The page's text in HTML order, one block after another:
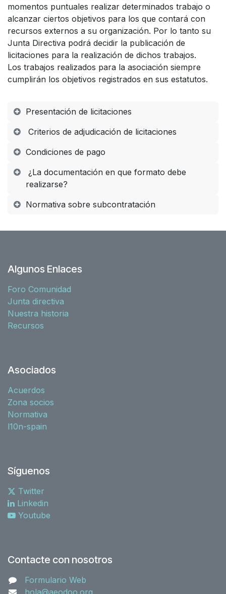
momentos puntuales realizar determinados trabajo o
alcanzar ciertos objetivos para los que contará con
recursos externos a su organización. Por lo tanto su
Junta Directiva podrá decidir la publicación de
licitaciones para la realización de dichos trabajos.
Los trabajos realizados para la asociación siempre
cumplirán los objetivos registrados en sus estatutos.
Presentación de licitaciones
Criterios de adjudicación de licitaciones
Condiciones de pago
¿La documentación en que formato debe
realizarse?
Normativa sobre subcontratación
Algunos Enlaces
Foro Comunidad
Junta directiva
Nuestra historia
Recursos
Asociados
Acuerdos
Zona socios
Normativa
l10n-spain
Síguenos
Twitter
Linkedin
Youtube
Contacte con nosotros
Formulario Web
hola@aeodoo.org